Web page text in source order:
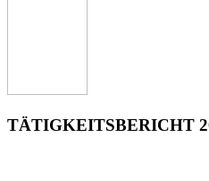
TÄTIGKEITSBERICHT